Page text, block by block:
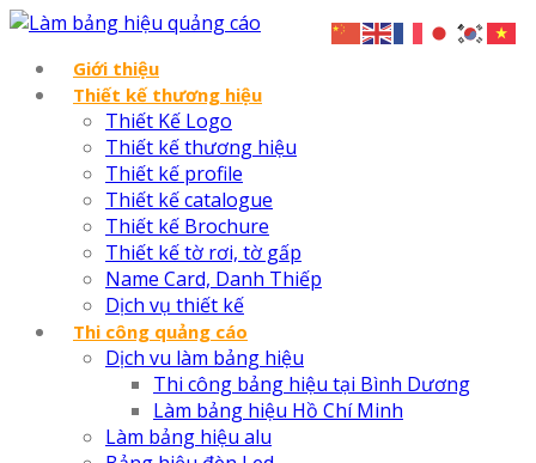
Giới thiệu
Thiết kế thương hiệu
Thiết Kế Logo
Thiết kế thương hiệu
Thiết kế profile
Thiết kế catalogue
Thiết kế Brochure
Thiết kế tờ rơi, tờ gấp
Name Card, Danh Thiếp
Dịch vụ thiết kế
Thi công quảng cáo
Dịch vu làm bảng hiệu
Thi công bảng hiệu tại Bình Dương
Làm bảng hiệu Hồ Chí Minh
Làm bảng hiệu alu